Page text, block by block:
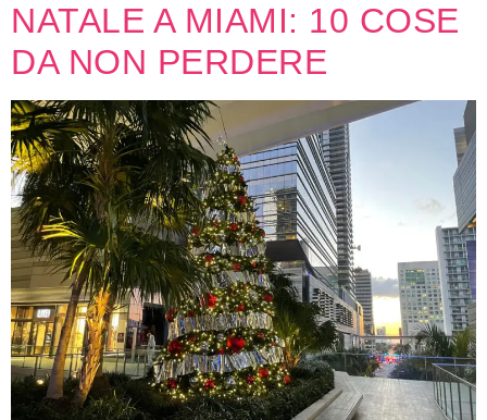
NATALE A MIAMI: 10 COSE
DA NON PERDERE